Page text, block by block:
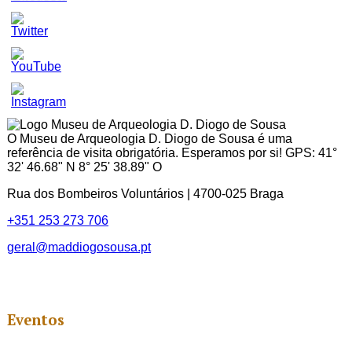
Set
Youtube
Channel
ID
O Museu de Arqueologia D. Diogo de Sousa é uma
referência de visita obrigatória. Esperamos por si! GPS: 41°
32' 46.68" N 8° 25' 38.89" O
Rua dos Bombeiros Voluntários | 4700-025 Braga
+351 253 273 706
geral@maddiogosousa.pt
Eventos